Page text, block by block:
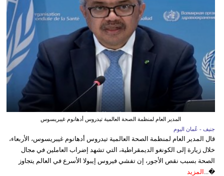
المدير العام لمنظمة الصحة العالمية تيدروس أدهانوم غيبريسوس
جنيف - عُمان اليوم
قال المدير العام لمنظمة الصحة العالمية تيدروس أدهانوم غيبريسوس، الأربعاء،
خلال زيارة إلى الكونغو الديمقراطية، التي تشهد إضراب العاملين في مجال
الصحة بسبب نقص الأجور، إن تفشي فيروس إيبولا الأسرع في العالم يتجاوز
�... المزيد